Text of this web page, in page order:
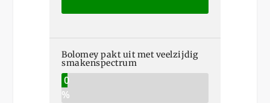
Bolomey pakt uit met veelzijdig
smakenspectrum
0
%